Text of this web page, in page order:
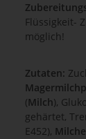
Flüssigkeit-
möglich!
Zutaten:
(Milch),
gehärtet,
E452),